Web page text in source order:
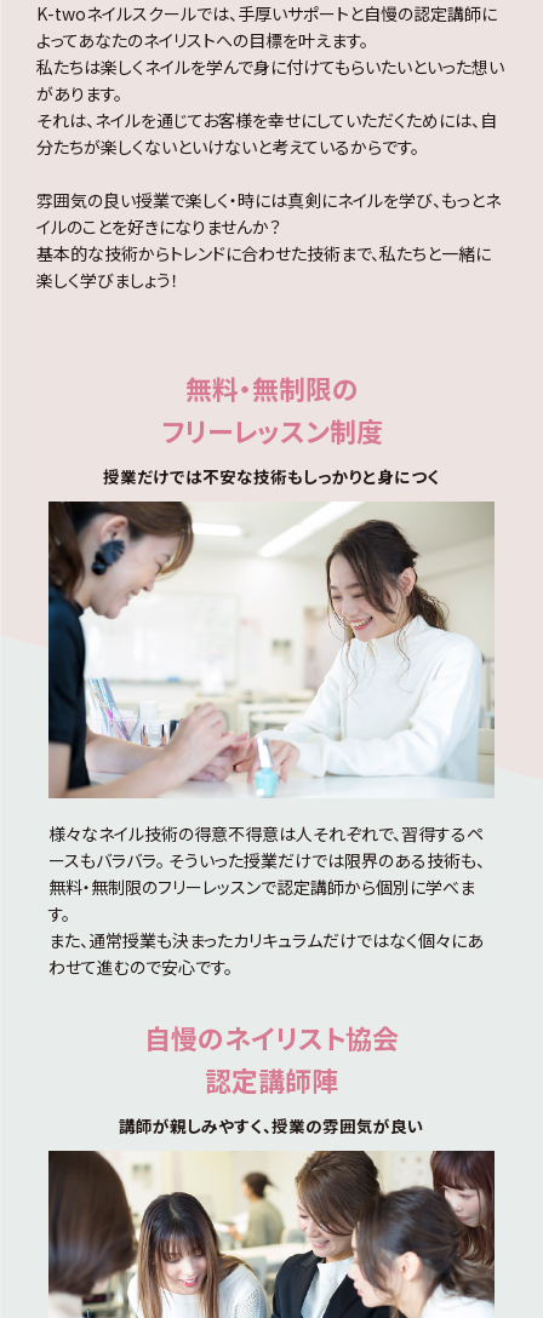
K-twoネイルスクールでは、手厚いサポートと自慢の認定講師に
よってあなたのネイリストへの目標を叶えます。
私たちは楽しくネイルを学んで身に付けてもらいたいといった想い
があります。
それは、ネイルを通じてお客様を幸せにしていただくためには、自
分たちが楽しくないといけないと考えているからです。
雰囲気の良い授業で楽しく・時には真剣にネイルを学び、もっとネ
イルのことを好きになりませんか？
基本的な技術からトレンドに合わせた技術まで、私たちと一緒に
楽しく学びましょう！
無料・無制限の
フリーレッスン制度
授業だけでは不安な技術もしっかりと身につく
様々なネイル技術の得意不得意は人それぞれで、習得するペ
ースもバラバラ。 そういった授業だけでは限界のある技術も、
無料・無制限のフリーレッスンで認定講師から個別に学べま
す。
また、通常授業も決まったカリキュラムだけではなく個々にあ
わせて進むので安心です。
自慢のネイリスト協会
認定講師陣
講師が親しみやすく、授業の雰囲気が良い